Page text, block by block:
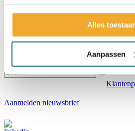
Alles
Aanpassen
Aanmelden nieuwsbrief